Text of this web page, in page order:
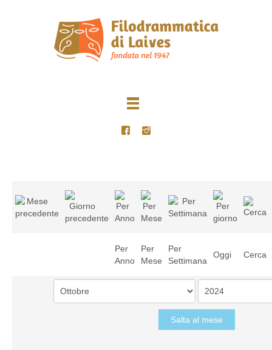
Per
Anno
Per
Mese
Per
Settimana
Oggi Cerca
Salta al mese